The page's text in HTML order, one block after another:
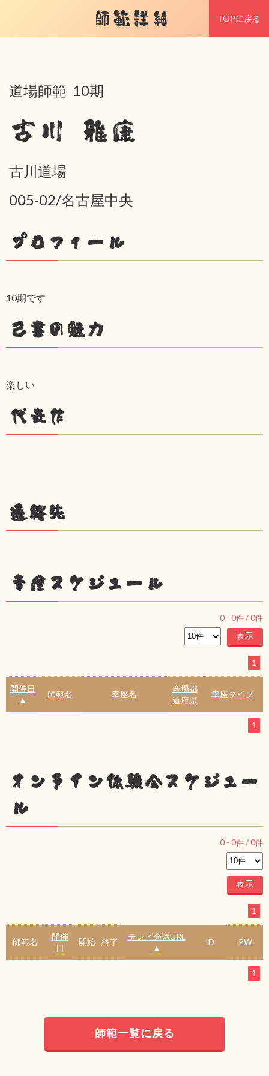
師範詳細 TOPに戻る
道場師範 10期
古川 雅康
古川道場
005-02/名古屋中央
プロフィール
10期です
己書の魅力
楽しい
代表作
連絡先
幸座スケジュール
0 - 0件 /0件
1
開催日
▲
師範名 幸座名
会場都
道府県
幸座タイプ
1
オンライン体験会スケジュー
ル
0 - 0件 /0件
1
師範名
開催
日
開始 終了
テレビ会議URL
▲
ID PW
1
師範一覧に戻る